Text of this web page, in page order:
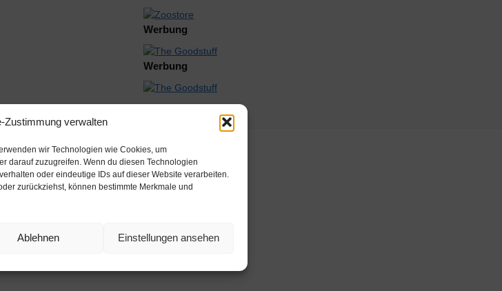
Zustimmung verwalten
wir Technologien wie Cookies, um
darauf zuzugreifen. Wenn du diesen Technologien
oder eindeutige IDs auf dieser Website verarbeiten.
zurückziehst, können bestimmte Merkmale und
Ablehnen Einstellungen ansehen
Werbung
Werbung
Beschreibung